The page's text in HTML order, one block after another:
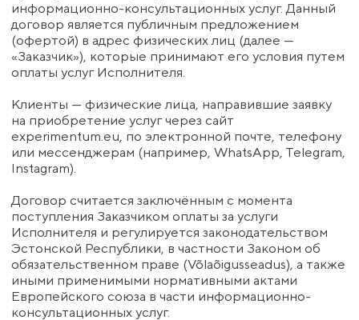
Договор считается заключённым с момента
поступления Заказчиком оплаты за услуги
Исполнителя и регулируется законодательством
Эстонской Республики, в частности Законом об
обязательственном праве (Võlaõigusseadus), а также
иными применимыми нормативными актами
1. Предмет Договора
1.1. Настоящий договор регулирует отношения
между Исполнителем и Заказчиком по
предоставлению возмездных информационно-
консультационных услуг. Исполнитель обязуется
предоставить Заказчику доступ к информационным
семинарах, онлайн-тренингах, коуч-сессиях,
онлайн-конференциях и очных тренингах, а
Заказчик обязуется принять услуги и произвести их
оплату в порядке и на условиях, предусмотренных
настоящим договором.
1.2. Программы, стоимость, сроки и порядок
оказания услуг публикуются на сайте
www.experimentum.eu. Дополнительно заявки на
оказание услуг могут приниматься Исполнителем
через электронную почту, мессенджеры и иные
средства связи, определяемые Исполнителем.